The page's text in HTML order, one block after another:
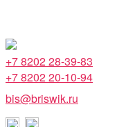
+7 8202 28-39-83
+7 8202 20-10-94
bis@briswik.ru